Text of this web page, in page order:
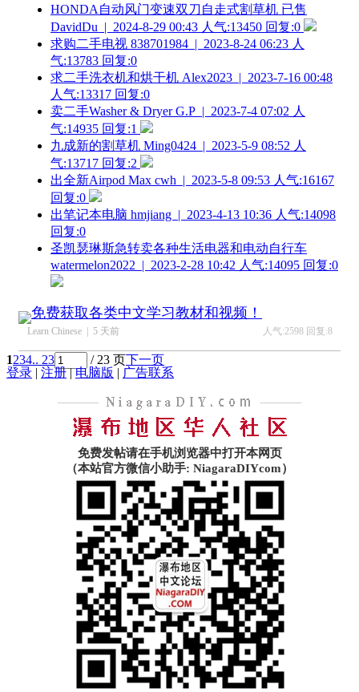
HONDA自动风门变速双刀自走式割草机 已售
DavidDu | 2024-8-29 00:43 人气:13450 回复:0
求购二手电视 838701984 | 2023-8-24 06:23 人
气:13783 回复:0
求二手洗衣机和烘干机 Alex2023 | 2023-7-16 00:48
人气:13317 回复:0
卖二手Washer & DryerG.P | 2023-7-4 07:02 人
气:14935 回复:1
九成新的割草机 Ming0424 | 2023-5-9 08:52 人
气:13717 回复:2
出全新Airpod Max cwh | 2023-5-8 09:53 人气:16167
回复:0
出笔记本电脑 hmjiang | 2023-4-13 10:36 人气:14098
回复:0
圣凯瑟琳斯急转卖各种生活电器和电动自行车
watermelon2022 | 2023-2-28 10:42 人气:14095 回复:0
免费获取各类中文学习教材和视频！
Learn Chinese | 5 天前 人气:2598 回复:8
1234.. 23 / 23 页下一页
登录 | 注册|电脑版 | 广告联系
免费发帖请在手机浏览器中打开本网页
（本站官方微信小助手: NiagaraDIYcom）